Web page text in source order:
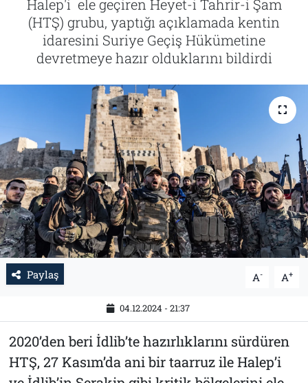
Halep'i ele geçiren Heyet-i Tahrir-i Şam
(HTŞ) grubu, yaptığı açıklamada kentin
idaresini Suriye Geçiş Hükümetine
devretmeye hazır olduklarını bildirdi
Paylaş A- A+
04.12.2024 - 21:37
2020’den beri İdlib’te hazırlıklarını sürdüren
HTŞ, 27 Kasım’da ani bir taarruz ile Halep’i
Tarih
İletişim
Künye